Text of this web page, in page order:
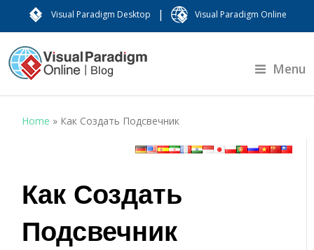
Visual Paradigm Desktop | Visual Paradigm Online
Menu
Home » Как Создать Подсвечник
Как Создать
Подсвечник